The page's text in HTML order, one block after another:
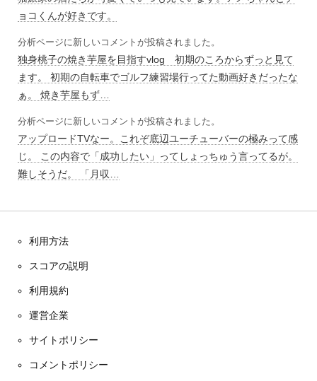
ョコくんが好きです。
分析ページに新しいコメントが投稿されました。
独身桃子の焼き芋屋を目指すvlog 初期のころからずっと見て
ます。 初期の自転車でゴルフ練習場行ってた動画好きだったな
ぁ。 焼き芋屋もず…
分析ページに新しいコメントが投稿されました。
アップロードTVなー。これぞ底辺ユーチューバーの極みって感
じ。 この内容で「成功したい」ってしょっちゅう言ってるが。
難しそうだ。 「月収…
利用方法
スコアの説明
利用規約
運営企業
サイトポリシー
コメントポリシー